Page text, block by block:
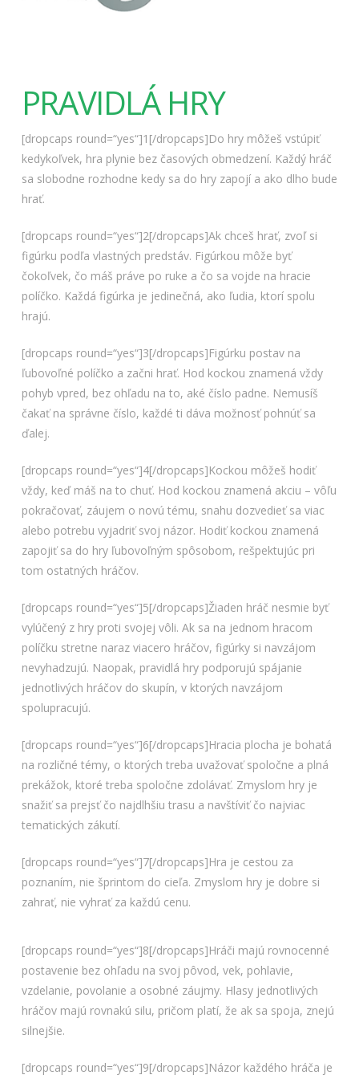
PRAVIDLÁ HRY
[dropcaps round=“yes“]1[/dropcaps]Do hry môžeš vstúpiť
kedykoľvek, hra plynie bez časových obmedzení. Každý hráč
sa slobodne rozhodne kedy sa do hry zapojí a ako dlho bude
hrať.
[dropcaps round=“yes“]2[/dropcaps]Ak chceš hrať, zvoľ si
figúrku podľa vlastných predstáv. Figúrkou môže byť
čokoľvek, čo máš práve po ruke a čo sa vojde na hracie
políčko. Každá figúrka je jedinečná, ako ľudia, ktorí spolu
hrajú.
[dropcaps round=“yes“]3[/dropcaps]Figúrku postav na
ľubovoľné políčko a začni hrať. Hod kockou znamená vždy
pohyb vpred, bez ohľadu na to, aké číslo padne. Nemusíš
čakať na správne číslo, každé ti dáva možnosť pohnúť sa
ďalej.
[dropcaps round=“yes“]4[/dropcaps]Kockou môžeš hodiť
vždy, keď máš na to chuť. Hod kockou znamená akciu – vôľu
pokračovať, záujem o novú tému, snahu dozvedieť sa viac
alebo potrebu vyjadriť svoj názor. Hodiť kockou znamená
zapojiť sa do hry ľubovoľným spôsobom, rešpektujúc pri
tom ostatných hráčov.
[dropcaps round=“yes“]5[/dropcaps]Žiaden hráč nesmie byť
vylúčený z hry proti svojej vôli. Ak sa na jednom hracom
políčku stretne naraz viacero hráčov, figúrky si navzájom
nevyhadzujú. Naopak, pravidlá hry podporujú spájanie
jednotlivých hráčov do skupín, v ktorých navzájom
spolupracujú.
[dropcaps round=“yes“]6[/dropcaps]Hracia plocha je bohatá
na rozličné témy, o ktorých treba uvažovať spoločne a plná
prekážok, ktoré treba spoločne zdolávať. Zmyslom hry je
snažiť sa prejsť čo najdlhšiu trasu a navštíviť čo najviac
tematických zákutí.
[dropcaps round=“yes“]7[/dropcaps]Hra je cestou za
poznaním, nie šprintom do cieľa. Zmyslom hry je dobre si
zahrať, nie vyhrať za každú cenu.
[dropcaps round=“yes“]8[/dropcaps]Hráči majú rovnocenné
postavenie bez ohľadu na svoj pôvod, vek, pohlavie,
vzdelanie, povolanie a osobné záujmy. Hlasy jednotlivých
hráčov majú rovnakú silu, pričom platí, že ak sa spoja, znejú
silnejšie.
[dropcaps round=“yes“]9[/dropcaps]Názor každého hráča je